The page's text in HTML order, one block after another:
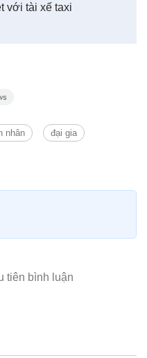
với tài xế taxi
nhân đại gia